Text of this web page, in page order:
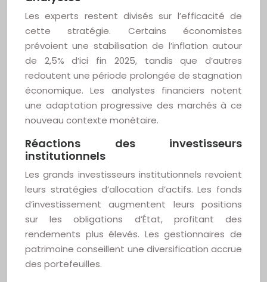
Les experts restent divisés sur l’efficacité de
cette stratégie. Certains économistes
prévoient une stabilisation de l’inflation autour
de 2,5% d’ici fin 2025, tandis que d’autres
redoutent une période prolongée de stagnation
économique. Les analystes financiers notent
une adaptation progressive des marchés à ce
nouveau contexte monétaire.
Réactions des investisseurs
institutionnels
Les grands investisseurs institutionnels revoient
leurs stratégies d’allocation d’actifs. Les fonds
d’investissement augmentent leurs positions
sur les obligations d’État, profitant des
rendements plus élevés. Les gestionnaires de
patrimoine conseillent une diversification accrue
des portefeuilles.